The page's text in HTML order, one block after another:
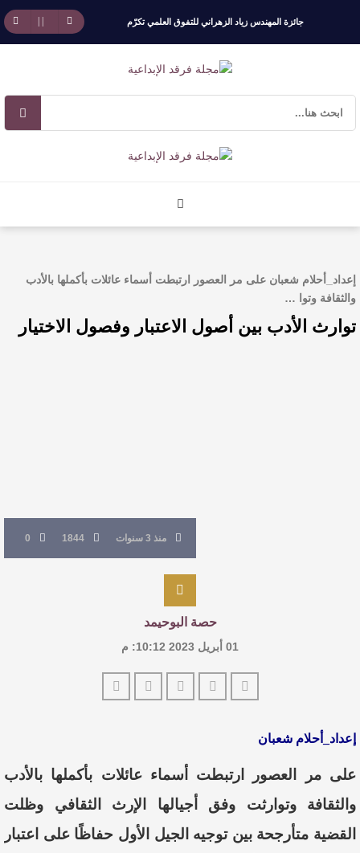
جائزة المهندس زياد الزهراني للتفوق العلمي تكرّم
نخبة من أبناء وبنات الأطاولة
مهرجان الأطاولة التراثي يجمع الشاعر عبدالواحد
القيمة الأدبية بين استحقاق النص وسلطة الجائزة
​ اللون الأحمر وشاح سردية الأدب وسر رمزية
إعداد_أحلام شعبان على مر العصور ارتبطت أسماء عائلات بأكملها بالأدب
والثقافة وتوا …
توارث الأدب بين أصول الاعتبار وفصول الاختيار
منذ 3 سنوات 1844
0
حصة البوحيمد
01 أبريل 2023 10:12: م
إعداد_أحلام شعبان
على مر العصور ارتبطت أسماء عائلات بأكملها بالأدب
والثقافة وتوارثت وفق أجيالها الإرث الثقافي وظلت
القضية متأرجحة بين توجيه الجيل الأول حفاظًا على اعتبار